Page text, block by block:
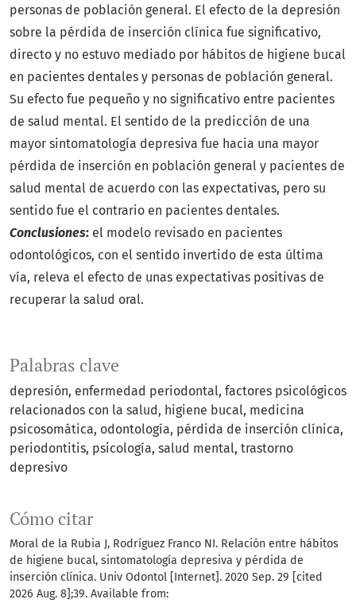
Palabras clave
depresión enfermedad periodontal factores psicológicos
relacionados con la salud
higiene bucal medicina
psicosomática odontología pérdida de inserción clínica
periodontitis psicología salud mental trastorno
depresivo
Cómo citar
Moral de la Rubia J, Rodríguez Franco NI. Relación entre hábitos
de higiene bucal, sintomatología depresiva y pérdida de
inserción clínica. Univ Odontol [Internet]. 2020 Sep. 29 [cited
2026 Aug. 8];39. Available from:
personas de población general. El efecto de la depresión
sobre la pérdida de inserción clínica fue significativo,
directo y no estuvo mediado por hábitos de higiene bucal
en pacientes dentales y personas de población general.
Su efecto fue pequeño y no significativo entre pacientes
de salud mental. El sentido de la predicción de una
mayor sintomatología depresiva fue hacia una mayor
pérdida de inserción en población general y pacientes de
salud mental de acuerdo con las expectativas, pero su
sentido fue el contrario en pacientes dentales.
Conclusiones: el modelo revisado en pacientes
odontológicos, con el sentido invertido de esta última
vía, releva el efecto de unas expectativas positivas de
recuperar la salud oral.